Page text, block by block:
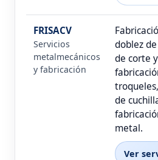
FRISACV
Servicios
metalmecánicos
y fabricación
doblez
de corte
de
metal.
Ver